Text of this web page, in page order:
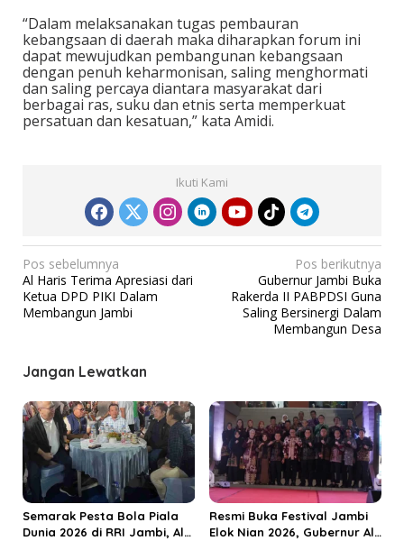
“Dalam melaksanakan tugas pembauran
kebangsaan di daerah maka diharapkan forum ini
dapat mewujudkan pembangunan kebangsaan
dengan penuh keharmonisan, saling menghormati
dan saling percaya diantara masyarakat dari
berbagai ras, suku dan etnis serta memperkuat
persatuan dan kesatuan,” kata Amidi.
Ikuti Kami
N
a
v
g
s
i
p
o
s
Pos sebelumnya
Al Haris Terima Apresiasi dari
Ketua DPD PIKI Dalam
Membangun Jambi
Pos berikutnya
Gubernur Jambi Buka
Rakerda II PABPDSI Guna
Saling Bersinergi Dalam
Membangun Desa
Jangan Lewatkan
Semarak Pesta Bola Piala
Dunia 2026 di RRI Jambi, Al
Resmi Buka Festival Jambi
Elok Nian 2026, Gubernur Al